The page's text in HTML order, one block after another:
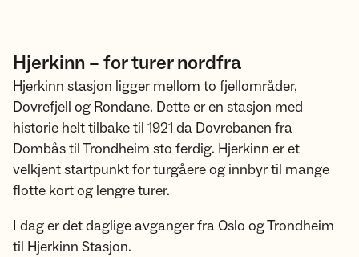
Hjerkinn – for turer nordfra
Hjerkinn stasjon ligger mellom to fjellområder,
Dovrefjell og Rondane. Dette er en stasjon med
historie helt tilbake til 1921 da Dovrebanen fra
Dombås til Trondheim sto ferdig. Hjerkinn er et
velkjent startpunkt for turgåere og innbyr til mange
flotte kort og lengre turer.
I dag er det daglige avganger fra Oslo og Trondheim
til Hjerkinn Stasjon.